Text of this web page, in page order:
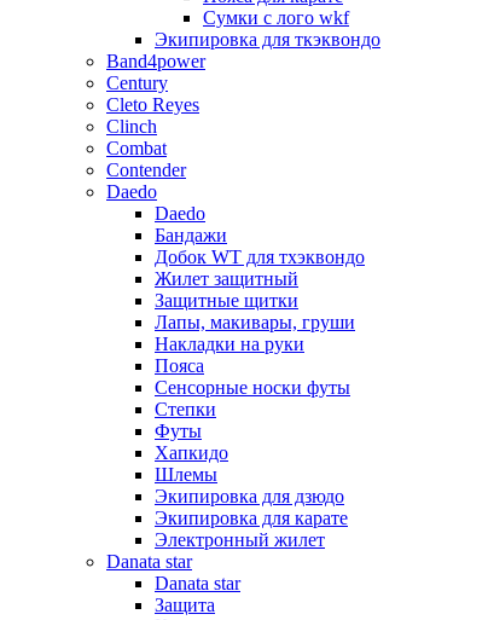
Сумки с лого wkf
Экипировка для ткэквондо
Band4power
Century
Cleto Reyes
Clinch
Combat
Contender
Daedo
Daedo
Бандажи
Добок WT для тхэквондо
Жилет защитный
Защитные щитки
Лапы, макивары, груши
Накладки на руки
Пояса
Сенсорные носки футы
Степки
Футы
Хапкидо
Шлемы
Экипировка для дзюдо
Экипировка для карате
Электронный жилет
Danata star
Danata star
Защита